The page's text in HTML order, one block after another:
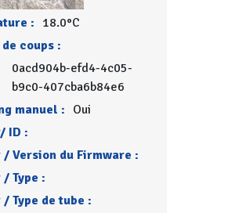
:
18.0°C
coups :
0acd904b-efd4-4c05-
b9c0-407cba6b84e6
manuel :
Oui
ID :
/ Version du Firmware :
Type :
Type de tube :